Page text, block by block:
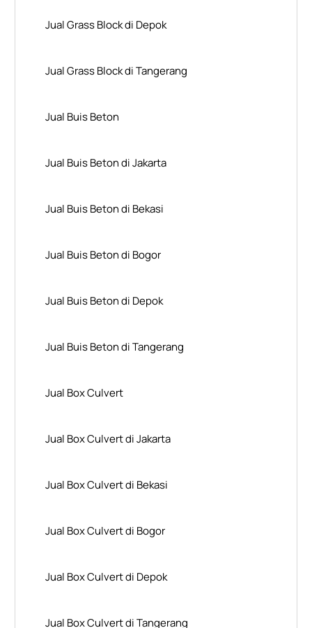
Jual Grass Block di Depok
Jual Grass Block di Tangerang
Jual Buis Beton
Jual Buis Beton di Jakarta
Jual Buis Beton di Bekasi
Jual Buis Beton di Bogor
Jual Buis Beton di Depok
Jual Buis Beton di Tangerang
Jual Box Culvert
Jual Box Culvert di Jakarta
Jual Box Culvert di Bekasi
Jual Box Culvert di Bogor
Jual Box Culvert di Depok
Jual Box Culvert di Tangerang